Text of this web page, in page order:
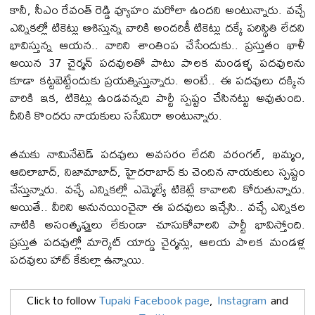
కానీ, సీఎం రేవంత్ రెడ్డి వ్యూహం మ‌రోలా ఉంద‌ని అంటున్నారు. వ‌చ్చే
ఎన్నిక‌ల్లో టికెట్లు ఆశిస్తున్న వారికి అంద‌రికీ టికెట్లు ద‌క్కే ప‌రిస్థితి లేద‌ని
భావిస్తున్న ఆయ‌న‌.. వారిని శాంతింప చేసేందుకు.. ప్ర‌స్తుతం ఖాళీ
అయిన 37 చైర్మ‌న్ ప‌ద‌వుల‌తో పాటు పాల‌క మండ‌ళ్ళ ప‌ద‌వుల‌ను
కూడా క‌ట్ట‌బెట్టేందుకు ప్ర‌య‌త్నిస్తున్నారు. అంటే.. ఈ ప‌ద‌వులు ద‌క్కిన
వారికి ఇక‌, టికెట్లు ఉండ‌వ‌న్న‌ది పార్టీ స్ప‌ష్టం చేసిన‌ట్టు అవుతుంది.
దీనికి కొంద‌రు నాయ‌కులు స‌సేమిరా అంటున్నారు.
త‌మ‌కు నామినేటెడ్ ప‌ద‌వులు అవ‌స‌రం లేద‌ని వ‌రంగ‌ల్‌, ఖ‌మ్మం,
ఆదిలాబాద్‌, నిజామాబాద్‌, హైద‌రాబాద్ కు చెందిన నాయ‌కులు స్ప‌ష్టం
చేస్తున్నారు. వ‌చ్చే ఎన్నిక‌ల్లో ఎమ్మెల్యే టికెట్లే కావాల‌ని కోరుతున్నారు.
అయితే.. వీరిని అనున‌యించైనా ఈ ప‌ద‌వులు ఇచ్చేసి.. వ‌చ్చే ఎన్నికల
నాటికి అసంతృప్తులు లేకుండా చూసుకోవాల‌ని పార్టీ భావిస్తోంది.
ప్ర‌స్తుత ప‌ద‌వుల్లో మార్కెట్ యార్డు చైర్మ‌న్లు, ఆల‌య పాల‌క మండ‌ళ్ల
ప‌ద‌వులు హాట్ కేకుల్లా ఉన్నాయి.
Click to followTupaki Facebook page, Instagram and